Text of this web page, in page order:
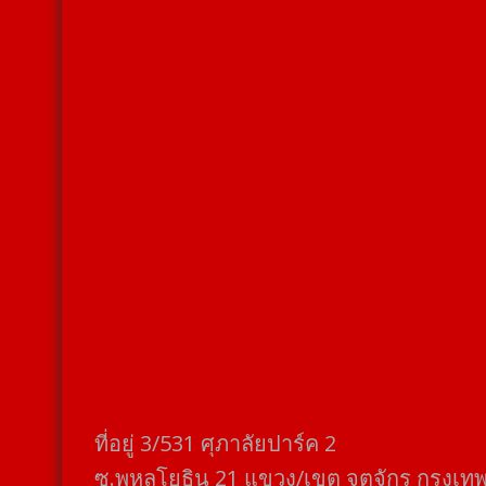
ที่อยู่​ 3/531​ ศุภาลัยปาร์ค​ 2
ซ.พหลโยธิน​ 21​ แขวง/เขต​ จตุจักร​ กรุงเท